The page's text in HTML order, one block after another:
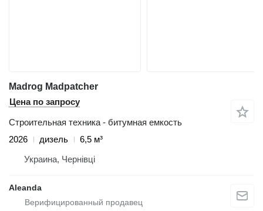
Madrog Madpatcher
Цена по запросу
Строительная техника - битумная емкость
2026
дизель
6,5 м³
Украина, Чернівці
Aleanda